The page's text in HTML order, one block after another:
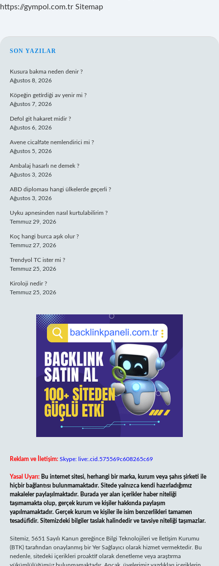
https://gympol.com.tr Sitemap
SIDEBAR
SON YAZILAR
Kusura bakma neden denir ?
Ağustos 8, 2026
Köpeğin getirdiği av yenir mi ?
Ağustos 7, 2026
Defol git hakaret midir ?
Ağustos 6, 2026
Avene cicalfate nemlendirici mi ?
Ağustos 5, 2026
Ambalaj hasarlı ne demek ?
Ağustos 3, 2026
ABD diploması hangi ülkelerde geçerli ?
Ağustos 3, 2026
Uyku apnesinden nasıl kurtulabilirim ?
Temmuz 29, 2026
Koç hangi burca aşık olur ?
Temmuz 27, 2026
Trendyol TC ister mi ?
Temmuz 25, 2026
Kiroloji nedir ?
Temmuz 25, 2026
Reklam ve İletişim: Skype: live:.cid.575569c608265c69
Yasal Uyarı: Bu internet sitesi, herhangi bir marka, kurum veya şahıs şirketi ile
hiçbir bağlantısı bulunmamaktadır. Sitede yalnızca kendi hazırladığımız
makaleler paylaşılmaktadır. Burada yer alan içerikler haber niteliği
taşımamakta olup, gerçek kurum ve kişiler hakkında paylaşım
yapılmamaktadır. Gerçek kurum ve kişiler ile isim benzerlikleri tamamen
tesadüfidir. Sitemizdeki bilgiler taslak halindedir ve tavsiye niteliği taşımazlar.
Sitemiz, 5651 Sayılı Kanun gereğince Bilgi Teknolojileri ve İletişim Kurumu
(BTK) tarafından onaylanmış bir Yer Sağlayıcı olarak hizmet vermektedir. Bu
nedenle, sitedeki içerikleri proaktif olarak denetleme veya araştırma